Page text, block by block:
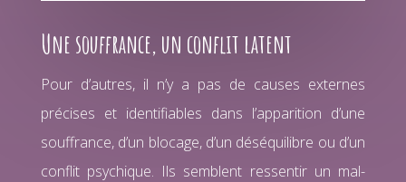
Une souffrance, un conflit latent
Pour d’autres, il n’y a pas de causes externes
précises et identifiables dans l’apparition d’une
souffrance, d’un blocage, d’un déséquilibre ou d’un
conflit psychique. Ils semblent ressentir un mal-